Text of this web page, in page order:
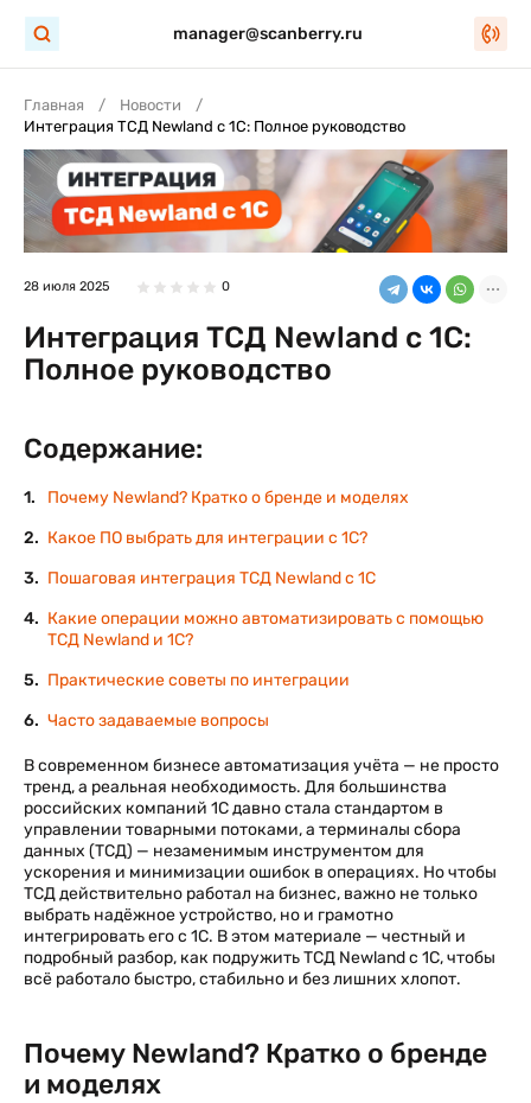
manager@scanberry.ru
Главная
Новости
Интеграция ТСД Newland с 1С: Полное руководство
28 июля 2025 0
Интеграция ТСД Newland с 1С:
Полное руководство
Содержание:
Почему Newland? Кратко о бренде и моделях
Какое ПО выбрать для интеграции с 1С?
Пошаговая интеграция ТСД Newland с 1С
Какие операции можно автоматизировать с помощью
ТСД Newland и 1С?
Практические советы по интеграции
Часто задаваемые вопросы
В современном бизнесе автоматизация учёта — не просто
тренд, а реальная необходимость. Для большинства
российских компаний 1С давно стала стандартом в
управлении товарными потоками, а терминалы сбора
данных (ТСД) — незаменимым инструментом для
ускорения и минимизации ошибок в операциях. Но чтобы
ТСД действительно работал на бизнес, важно не только
выбрать надёжное устройство, но и грамотно
интегрировать его с 1С. В этом материале — честный и
подробный разбор, как подружить ТСД Newland с 1С, чтобы
всё работало быстро, стабильно и без лишних хлопот.
Почему Newland? Кратко о бренде
и моделях